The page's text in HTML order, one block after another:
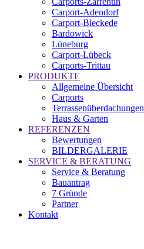
Carport-Adendorf
Carport-Bleckede
Bardowick
Lüneburg
Carport-Lübeck
Carports-Trittau
PRODUKTE
Allgemeine Übersicht
Carports
Terrassenüberdachungen
Haus & Garten
REFERENZEN
Bewertungen
BILDERGALERIE
SERVICE & BERATUNG
Service & Beratung
Bauantrag
7 Gründe
Partner
Kontakt